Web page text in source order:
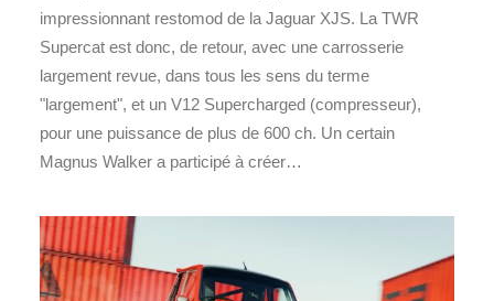
impressionnant restomod de la Jaguar XJS. La TWR
Supercat est donc, de retour, avec une carrosserie
largement revue, dans tous les sens du terme
"largement", et un V12 Supercharged (compresseur),
pour une puissance de plus de 600 ch. Un certain
Magnus Walker a participé à créer…